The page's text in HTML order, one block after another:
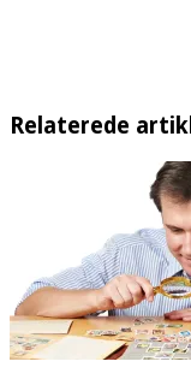
Relaterede